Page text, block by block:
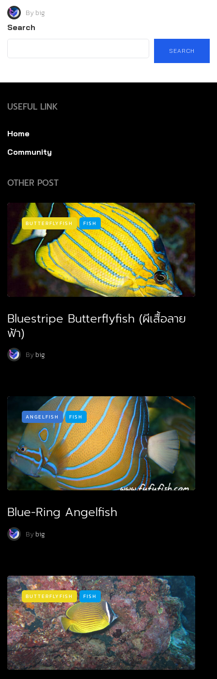
Bybig
Search
SEARCH
USEFUL LINK
Home
Community
OTHER POST
BUTTERFLYFISH FISH
Bluestripe Butterflyfish (ผีเสื้อลาย
ฟ้า)
Bybig
ANGELFISH FISH
Blue-Ring Angelfish
Bybig
BUTTERFLYFISH FISH